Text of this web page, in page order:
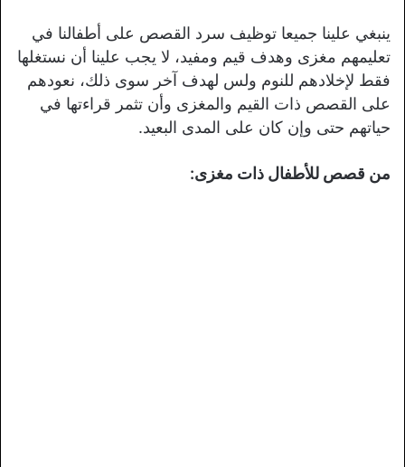
ينبغي علينا جميعا توظيف سرد القصص على أطفالنا في
تعليمهم مغزى وهدف قيم ومفيد، لا يجب علينا أن نستغلها
فقط لإخلادهم للنوم ولس لهدف آخر سوى ذلك، نعودهم
على القصص ذات القيم والمغزى وأن تثمر قراءتها في
حياتهم حتى وإن كان على المدى البعيد.
من قصص للأطفال ذات مغزى: